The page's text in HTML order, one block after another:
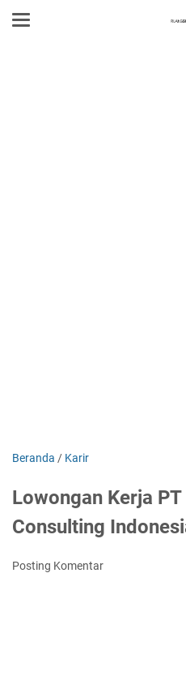
Beranda / Karir
Lowongan Kerja
Consulting
Posting Komentar